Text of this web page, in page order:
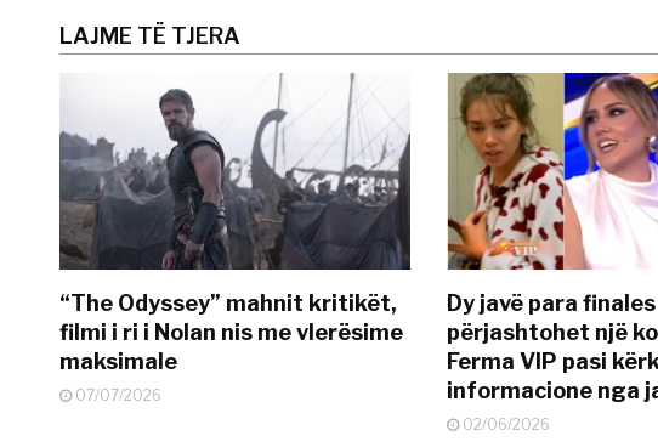
LAJME TË TJERA
“The Odyssey” mahnit kritikët,
filmi i ri i Nolan nis me vlerësime
maksimale
07/07/2026
Dy javë para finales
përjashtohet një
Ferma VIP pasi
informacione nga
02/06/2026